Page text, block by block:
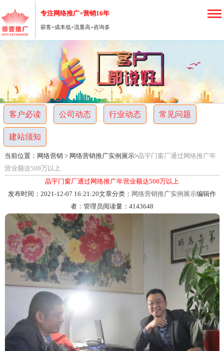
重
庆
网
络
营
销
推
广
专注网络推广+营销16年
获客=成本低+流量高+咨询多
客户必读 公司动态 行业动态 常见问题
建站须知
当前位置： 网络营销 > 网络营销推广实例展示>晶宇门窗厂通过网络推广年
营业额达500万以上
晶宇门窗厂通过网络推广年营业额达500万以上
发布时间：2021-12-07 16:21:20文章分类： 网络营销推广实例展示编辑作
者：管理员阅读量： 4143648